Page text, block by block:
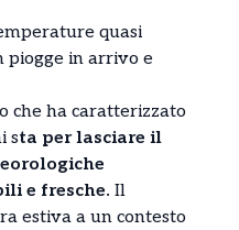
quasi
piogge in arrivo e
che ha caratterizzato
sta per lasciare il
e fresche. Il
estiva a un contesto